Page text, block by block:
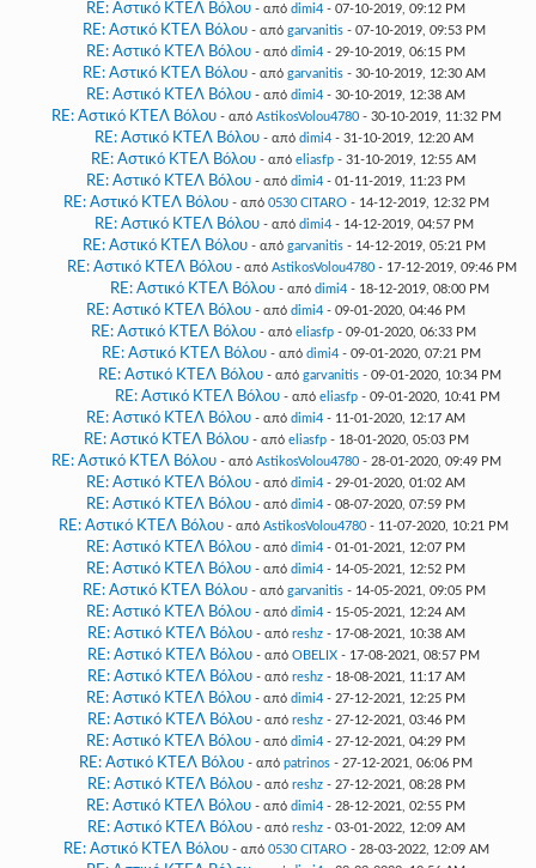
RE: Αστικό ΚΤΕΛ Βόλου - από dimi4 - 07-10-2019, 09:12 PM
RE: Αστικό ΚΤΕΛ Βόλου - από garvanitis- 07-10-2019, 09:53 PM
RE: Αστικό ΚΤΕΛ Βόλου - από dimi4 - 29-10-2019, 06:15 PM
RE: Αστικό ΚΤΕΛ Βόλου - από garvanitis- 30-10-2019, 12:30 AM
RE: Αστικό ΚΤΕΛ Βόλου - από dimi4 - 30-10-2019, 12:38 AM
RE: Αστικό ΚΤΕΛ Βόλου - από AstikosVolou4780- 30-10-2019, 11:32 PM
RE: Αστικό ΚΤΕΛ Βόλου - από dimi4- 31-10-2019, 12:20 AM
RE: Αστικό ΚΤΕΛ Βόλου - από eliasfp - 31-10-2019, 12:55 AM
RE: Αστικό ΚΤΕΛ Βόλου - από dimi4 - 01-11-2019, 11:23 PM
RE: Αστικό ΚΤΕΛ Βόλου - από 0530 CITARO- 14-12-2019, 12:32 PM
RE: Αστικό ΚΤΕΛ Βόλου - από dimi4- 14-12-2019, 04:57 PM
RE: Αστικό ΚΤΕΛ Βόλου - από garvanitis- 14-12-2019, 05:21 PM
RE: Αστικό ΚΤΕΛ Βόλου - από AstikosVolou4780- 17-12-2019, 09:46 PM
RE: Αστικό ΚΤΕΛ Βόλου - από dimi4- 18-12-2019, 08:00 PM
RE: Αστικό ΚΤΕΛ Βόλου - από dimi4 - 09-01-2020, 04:46 PM
RE: Αστικό ΚΤΕΛ Βόλου - από eliasfp - 09-01-2020, 06:33 PM
RE: Αστικό ΚΤΕΛ Βόλου - από dimi4 - 09-01-2020, 07:21 PM
RE: Αστικό ΚΤΕΛ Βόλου - από garvanitis- 09-01-2020, 10:34 PM
RE: Αστικό ΚΤΕΛ Βόλου - από eliasfp- 09-01-2020, 10:41 PM
RE: Αστικό ΚΤΕΛ Βόλου - από dimi4 - 11-01-2020, 12:17 AM
RE: Αστικό ΚΤΕΛ Βόλου - από eliasfp- 18-01-2020, 05:03 PM
RE: Αστικό ΚΤΕΛ Βόλου - από AstikosVolou4780- 28-01-2020, 09:49 PM
RE: Αστικό ΚΤΕΛ Βόλου - από dimi4 - 29-01-2020, 01:02 AM
RE: Αστικό ΚΤΕΛ Βόλου - από dimi4 - 08-07-2020, 07:59 PM
RE: Αστικό ΚΤΕΛ Βόλου - από AstikosVolou4780 - 11-07-2020, 10:21 PM
RE: Αστικό ΚΤΕΛ Βόλου - από dimi4 - 01-01-2021, 12:07 PM
RE: Αστικό ΚΤΕΛ Βόλου - από dimi4 - 14-05-2021, 12:52 PM
RE: Αστικό ΚΤΕΛ Βόλου - από garvanitis- 14-05-2021, 09:05 PM
RE: Αστικό ΚΤΕΛ Βόλου - από dimi4 - 15-05-2021, 12:24 AM
RE: Αστικό ΚΤΕΛ Βόλου - από reshz- 17-08-2021, 10:38 AM
RE: Αστικό ΚΤΕΛ Βόλου - από OBELIX - 17-08-2021, 08:57 PM
RE: Αστικό ΚΤΕΛ Βόλου - από reshz- 18-08-2021, 11:17 AM
RE: Αστικό ΚΤΕΛ Βόλου - από dimi4 - 27-12-2021, 12:25 PM
RE: Αστικό ΚΤΕΛ Βόλου - από reshz- 27-12-2021, 03:46 PM
RE: Αστικό ΚΤΕΛ Βόλου - από dimi4 - 27-12-2021, 04:29 PM
RE: Αστικό ΚΤΕΛ Βόλου - από patrinos - 27-12-2021, 06:06 PM
RE: Αστικό ΚΤΕΛ Βόλου - από reshz- 27-12-2021, 08:28 PM
RE: Αστικό ΚΤΕΛ Βόλου - από dimi4 - 28-12-2021, 02:55 PM
RE: Αστικό ΚΤΕΛ Βόλου - από reshz- 03-01-2022, 12:09 AM
RE: Αστικό ΚΤΕΛ Βόλου - από 0530 CITARO- 28-03-2022, 12:09 AM